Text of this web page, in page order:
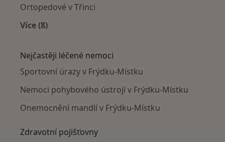
Ortopedové v Třinci
Více (8)
Nejčastěji léčené nemoci
Sportovní úrazy v Frýdku-Místku
Nemoci pohybového ústrojí v Frýdku-Místku
Onemocnění mandlí v Frýdku-Místku
Zdravotní pojišťovny